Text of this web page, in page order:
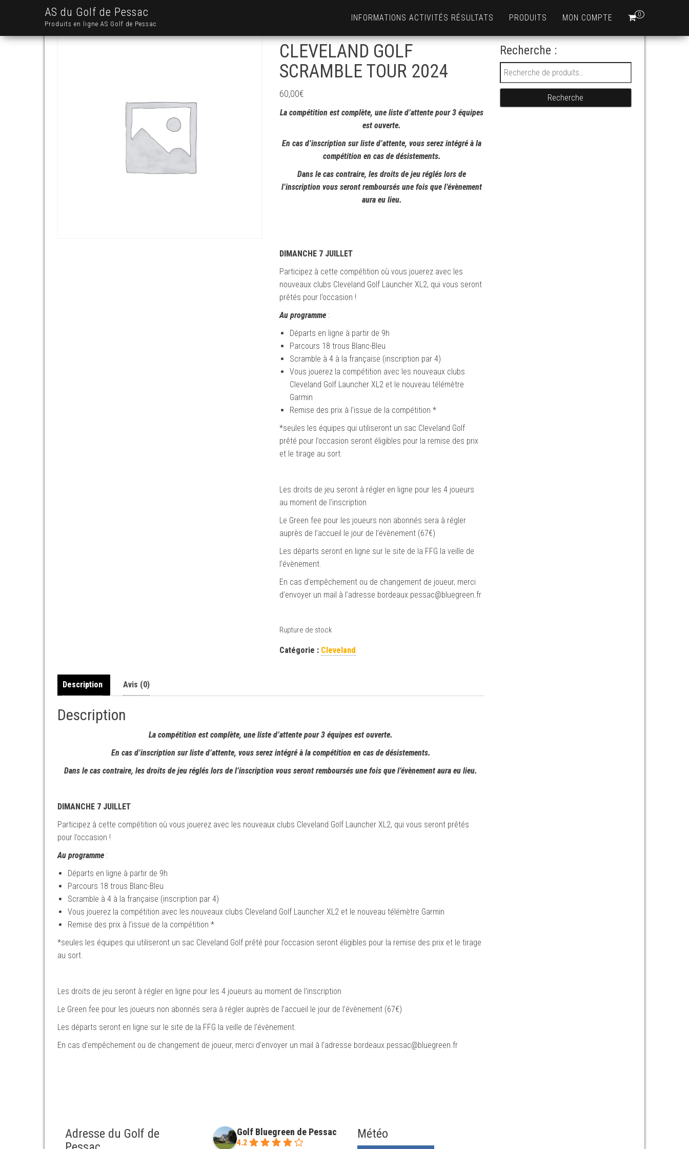
AS du Golf de Pessac
Produits en ligne AS Golf de Pessac
0
INFORMATIONS ACTIVITÉS RÉSULTATS PRODUITS MON COMPTE
CLEVELAND GOLF
SCRAMBLE TOUR 2024
60,00€
La compétition est complète, une liste d’attente pour 3 équipes
est ouverte.
En cas d’inscription sur liste d’attente, vous serez intégré à la
compétition en cas de désistements.
Dans le cas contraire, les droits de jeu réglés lors de
l’inscription vous seront remboursés une fois que l’évènement
aura eu lieu.
DIMANCHE 7 JUILLET
Participez à cette compétition où vous jouerez avec les
nouveaux clubs Cleveland Golf Launcher XL2, qui vous seront
prêtés pour l’occasion !
Au programme:
Départs en ligne à partir de 9h
Parcours 18 trous Blanc-Bleu
Scramble à 4 à la française (inscription par 4)
Vous jouerez la compétition avec les nouveaux clubs
Cleveland Golf Launcher XL2 et le nouveau télémètre
Garmin
Remise des prix à l’issue de la compétition *
*seules les équipes qui utiliseront un sac Cleveland Golf
prêté pour l’occasion seront éligibles pour la remise des prix
et le tirage au sort.
Les droits de jeu seront à régler en ligne pour les 4 joueurs
au moment de l’inscription
Le Green fee pour les joueurs non abonnés sera à régler
auprès de l’accueil le jour de l’évènement (67€)
Les départs seront en ligne sur le site de la FFG la veille de
l’évènement.
En cas d’empêchement ou de changement de joueur, merci
d’envoyer un mail à l’adresse bordeaux.pessac@bluegreen.fr
Rupture de stock
Catégorie : Cleveland
Description Avis (0)
Description
La compétition est complète, une liste d’attente pour 3 équipes est ouverte.
En cas d’inscription sur liste d’attente, vous serez intégré à la compétition en cas de désistements.
Dans le cas contraire, les droits de jeu réglés lors de l’inscription vous seront remboursés une fois que l’évènement aura eu lieu.
DIMANCHE 7 JUILLET
Participez à cette compétition où vous jouerez avec les nouveaux clubs Cleveland Golf Launcher XL2, qui vous seront prêtés
pour l’occasion !
Au programme :
Départs en ligne à partir de 9h
Parcours 18 trous Blanc-Bleu
Scramble à 4 à la française (inscription par 4)
Vous jouerez la compétition avec les nouveaux clubs Cleveland Golf Launcher XL2 et le nouveau télémètre Garmin
Remise des prix à l’issue de la compétition *
*seules les équipes qui utiliseront un sac Cleveland Golf prêté pour l’occasion seront éligibles pour la remise des prix et le tirage
au sort.
Les droits de jeu seront à régler en ligne pour les 4 joueurs au moment de l’inscription
Le Green fee pour les joueurs non abonnés sera à régler auprès de l’accueil le jour de l’évènement (67€)
Les départs seront en ligne sur le site de la FFG la veille de l’évènement.
En cas d’empêchement ou de changement de joueur, merci d’envoyer un mail à l’adresse bordeaux.pessac@bluegreen.fr
Recherche :
Recherche pour :
Recherche
Adresse du Golf de
Golf Bluegreen de Pessac
4.2
Météo